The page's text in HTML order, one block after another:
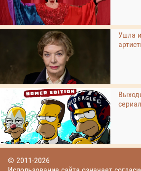
Ушла
© 2011-2026